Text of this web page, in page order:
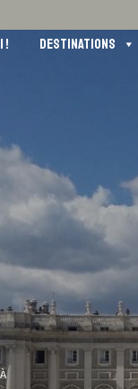
! DESTINATIONS